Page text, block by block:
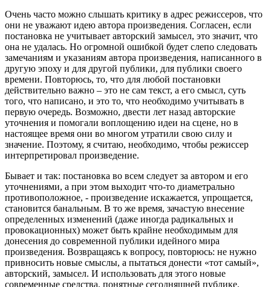
Очень часто можно слышать критику в адрес режиссеров, что
они не уважают идею автора произведения. Согласен, если
постановка не учитывает авторский замысел, это значит, что
она не удалась. Но огромной ошибкой будет слепо следовать
замечаниям и указаниям автора произведения, написанного в
другую эпоху и для другой публики, для публики своего
времени. Повторюсь, то, что для любой постановки
действительно важно – это не сам текст, а его смысл, суть
того, что написано, и это то, что необходимо учитывать в
первую очередь. Возможно, двести лет назад авторские
уточнения и помогали воплощению идеи на сцене, но в
настоящее время они во многом утратили свою силу и
значение. Поэтому, я считаю, необходимо, чтобы режиссер
интерпретировал произведение.
Бывает и так: постановка во всем следует за автором и его
уточнениями, а при этом выходит что-то диаметрально
противоположное, - произведение искажается, упрощается,
становится банальным. В то же время, зачастую внесение
определенных изменений (даже иногда радикальных и
провокационных) может быть крайне необходимым для
донесения до современной публики идейного мира
произведения. Возвращаясь к вопросу, повторюсь: не нужно
привносить новые смыслы, а пытаться донести «тот самый»,
авторский, замысел. И использовать для этого новые
современные средства, понятные сегодняшней публике.